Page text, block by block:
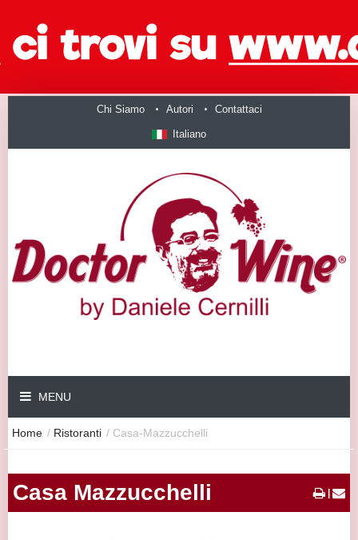
Chi Siamo Autori Contattaci
Italiano
MENU
Home / Ristoranti / Casa-Mazzucchelli
Casa Mazzucchelli |